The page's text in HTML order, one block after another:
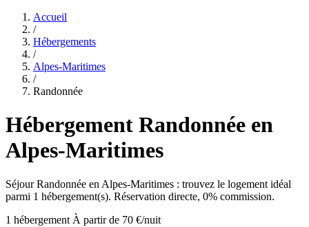
Accueil
/
Hébergements
/
Alpes-Maritimes
/
Randonnée
Hébergement Randonnée en
Alpes-Maritimes
Séjour Randonnée en Alpes-Maritimes : trouvez le logement idéal
parmi 1 hébergement(s). Réservation directe, 0% commission.
1 hébergement À partir de 70 €/nuit